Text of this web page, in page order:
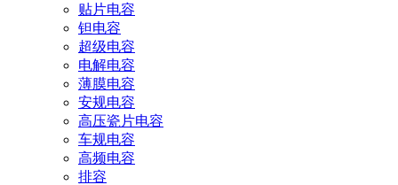
贴片电容
钽电容
超级电容
电解电容
薄膜电容
安规电容
高压瓷片电容
车规电容
高频电容
排容